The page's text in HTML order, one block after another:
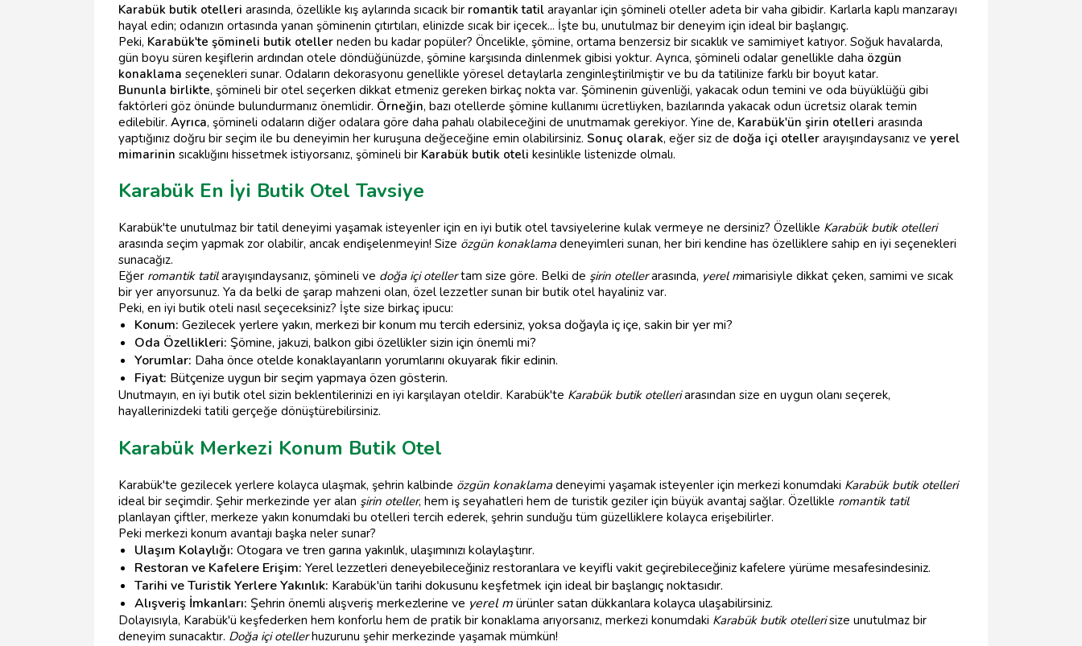
Karabük butik otelleri arasında, özellikle kış aylarında sıcacık bir romantik tatil arayanlar için şömineli oteller adeta bir vaha gibidir. Karlarla kaplı manzarayı
hayal edin; odanızın ortasında yanan şöminenin çıtırtıları, elinizde sıcak bir içecek... İşte bu, unutulmaz bir deneyim için ideal bir başlangıç.
Peki, Karabük'te şömineli butik oteller neden bu kadar popüler? Öncelikle, şömine, ortama benzersiz bir sıcaklık ve samimiyet katıyor. Soğuk havalarda,
gün boyu süren keşiflerin ardından otele döndüğünüzde, şömine karşısında dinlenmek gibisi yoktur. Ayrıca, şömineli odalar genellikle daha özgün
konaklama seçenekleri sunar. Odaların dekorasyonu genellikle yöresel detaylarla zenginleştirilmiştir ve bu da tatilinize farklı bir boyut katar.
Bununla birlikte, şömineli bir otel seçerken dikkat etmeniz gereken birkaç nokta var. Şöminenin güvenliği, yakacak odun temini ve oda büyüklüğü gibi
faktörleri göz önünde bulundurmanız önemlidir. Örneğin, bazı otellerde şömine kullanımı ücretliyken, bazılarında yakacak odun ücretsiz olarak temin
edilebilir. Ayrıca, şömineli odaların diğer odalara göre daha pahalı olabileceğini de unutmamak gerekiyor. Yine de, Karabük'ün şirin otelleri arasında
yaptığınız doğru bir seçim ile bu deneyimin her kuruşuna değeceğine emin olabilirsiniz. Sonuç olarak, eğer siz de doğa içi oteller arayışındaysanız ve yerel
mimarinin sıcaklığını hissetmek istiyorsanız, şömineli bir Karabük butik oteli kesinlikle listenizde olmalı.
Karabük En İyi Butik Otel Tavsiye
Karabük'te unutulmaz bir tatil deneyimi yaşamak isteyenler için en iyi butik otel tavsiyelerine kulak vermeye ne dersiniz? Özellikle Karabük butik otelleri
arasında seçim yapmak zor olabilir, ancak endişelenmeyin! Size özgün konaklamadeneyimleri sunan, her biri kendine has özelliklere sahip en iyi seçenekleri
sunacağız.
Eğer romantik tatilarayışındaysanız, şömineli ve doğa içi otellertam size göre. Belki de şirin otellerarasında, yerel mimarisiyle dikkat çeken, samimi ve sıcak
bir yer arıyorsunuz. Ya da belki de şarap mahzeni olan, özel lezzetler sunan bir butik otel hayaliniz var.
Peki, en iyi butik oteli nasıl seçeceksiniz? İşte size birkaç ipucu:
Konum: Gezilecek yerlere yakın, merkezi bir konum mu tercih edersiniz, yoksa doğayla iç içe, sakin bir yer mi?
Oda Özellikleri: Şömine, jakuzi, balkon gibi özellikler sizin için önemli mi?
Yorumlar: Daha önce otelde konaklayanların yorumlarını okuyarak fikir edinin.
Fiyat: Bütçenize uygun bir seçim yapmaya özen gösterin.
Unutmayın, en iyi butik otel sizin beklentilerinizi en iyi karşılayan oteldir. Karabük'te Karabük butik otelleriarasından size en uygun olanı seçerek,
hayallerinizdeki tatili gerçeğe dönüştürebilirsiniz.
Karabük Merkezi Konum Butik Otel
Karabük'te gezilecek yerlere kolayca ulaşmak, şehrin kalbinde özgün konaklamadeneyimi yaşamak isteyenler için merkezi konumdaki Karabük butik otelleri
ideal bir seçimdir. Şehir merkezinde yer alan şirin oteller, hem iş seyahatleri hem de turistik geziler için büyük avantaj sağlar. Özellikle romantik tatil
planlayan çiftler, merkeze yakın konumdaki bu otelleri tercih ederek, şehrin sunduğu tüm güzelliklere kolayca erişebilirler.
Peki merkezi konum avantajı başka neler sunar?
Ulaşım Kolaylığı: Otogara ve tren garına yakınlık, ulaşımınızı kolaylaştırır.
Restoran ve Kafelere Erişim: Yerel lezzetleri deneyebileceğiniz restoranlara ve keyifli vakit geçirebileceğiniz kafelere yürüme mesafesindesiniz.
Tarihi ve Turistik Yerlere Yakınlık: Karabük'ün tarihi dokusunu keşfetmek için ideal bir başlangıç noktasıdır.
Alışveriş İmkanları: Şehrin önemli alışveriş merkezlerine ve yerel mürünler satan dükkanlara kolayca ulaşabilirsiniz.
Dolayısıyla, Karabük'ü keşfederken hem konforlu hem de pratik bir konaklama arıyorsanız, merkezi konumdaki Karabük butik otellerisize unutulmaz bir
deneyim sunacaktır. Doğa içi otellerhuzurunu şehir merkezinde yaşamak mümkün!